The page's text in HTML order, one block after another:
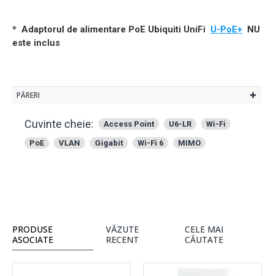
* Adaptorul de alimentare PoE Ubiquiti UniFi U-PoE+ NU
este inclus
PĂRERI
Cuvinte cheie: Access Point U6-LR Wi-Fi
PoE VLAN Gigabit Wi-Fi 6 MIMO
PRODUSE
ASOCIATE
VĂZUTE
RECENT
CELE MAI
CĂUTATE